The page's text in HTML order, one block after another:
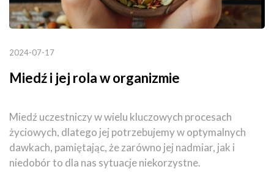
2024-07-17
Miedź i jej rola w organizmie
Miedź uczestniczy w wielu kluczowych procesach
życiowych, dlatego jej potrzebujemy w optymalnych
dawkach, pamiętając, że zarówno jej nadmiar, jak i
niedobór to dla nas sytuacje niekorzystne.